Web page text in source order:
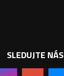
SLEDUJTE NÁS